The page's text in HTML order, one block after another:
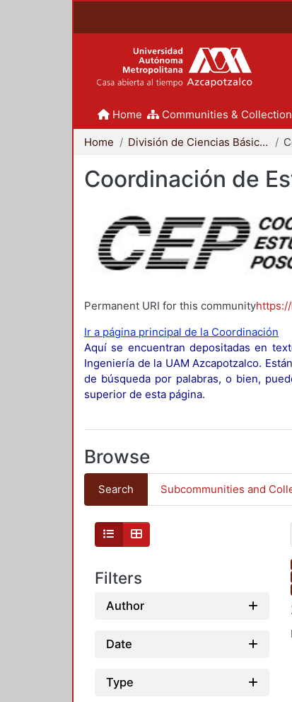
Home Communities &
Home División de Ciencias Básicas e Ingeniería
Coordinación de
Permanent URI for this community
Ir a página principal de la Coordinación
Aquí se encuentran depositadas en
Ingeniería de la UAM Azcapotzalco.
de búsqueda por palabras, o bien,
superior de esta página.
Browse
Search Subcommunities and
Filters
Author
Date
Type